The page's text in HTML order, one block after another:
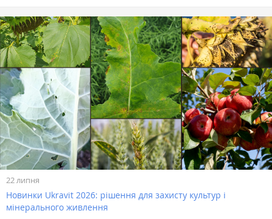
22 липня
Новинки Ukravit 2026: рішення для захисту культур і
мінерального живлення